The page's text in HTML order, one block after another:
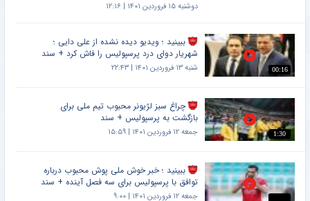
دوشنبه ۱۵ فروردین ۱۴۰۱ | ۱۲:۱۶
00:16
ببینید ؛ ویدیو دیده نشده از علی دایی ؛
شهریار دوای درد پرسپولیس را فاش کرد + سند
شنبه ۱۳ فروردین ۱۴۰۱ | ۲۲:۴۳
1:30
چراغ سبز لژیونر محبوب تیم ملی برای
بازگشت به پرسپولیس + سند
جمعه ۱۲ فروردین ۱۴۰۱ | ۱۵:۵۹
ببینید ؛ خبر خوش ملی پوش محبوب درباره
توافق با پرسپولیس برای سه فصل آینده + سند
جمعه ۱۲ فروردین ۱۴۰۱ | ۹:۰۰